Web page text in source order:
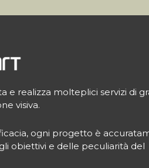
e realizza molteplici servizi di
visiva.
ogni progetto è
obiettivi e delle peculiarità del